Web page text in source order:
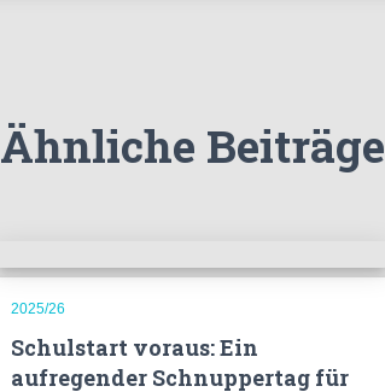
Ähnliche Beiträge
2025/26
Schulstart voraus: Ein
aufregender Schnuppertag für